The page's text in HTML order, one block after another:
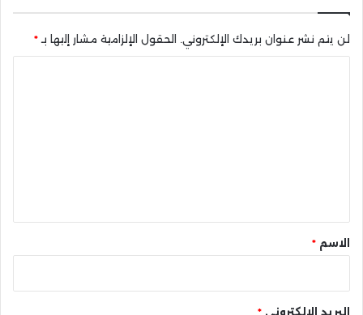
لن يتم نشر عنوان بريدك الإلكتروني. الحقول الإلزامية مشار إليها بـ*
* الاسم *
البريد الإلكتروني *